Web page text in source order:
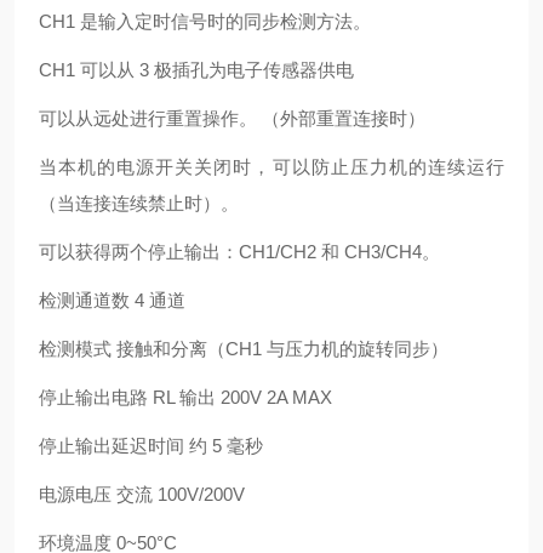
CH1 是输入定时信号时的同步检测方法。
CH1 可以从 3 极插孔为电子传感器供电
可以从远处进行重置操作。 （外部重置连接时）
当本机的电源开关关闭时，可以防止压力机的连续运行
（当连接连续禁止时）。
可以获得两个停止输出：CH1/CH2 和 CH3/CH4。
检测通道数 4 通道
检测模式 接触和分离（CH1 与压力机的旋转同步）
停止输出电路 RL 输出 200V 2A MAX
停止输出延迟时间 约 5 毫秒
电源电压 交流 100V/200V
环境温度 0~50°C